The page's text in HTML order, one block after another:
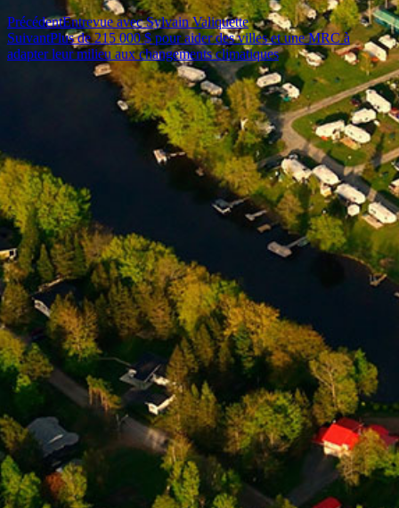
PrécédentEntrevue avec Sylvain Valiquette
SuivantPlus de 215 000 $ pour aider des villes et une MRC à
adapter leur milieu aux changements climatiques